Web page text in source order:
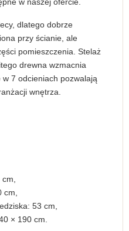
dlatego dobrze
przy ścianie, ale
pomieszczenia. Stelaż
drewna wzmacnia
7 odcieniach pozwalają
wnętrza.
cm,
53 cm,
× 190 cm.